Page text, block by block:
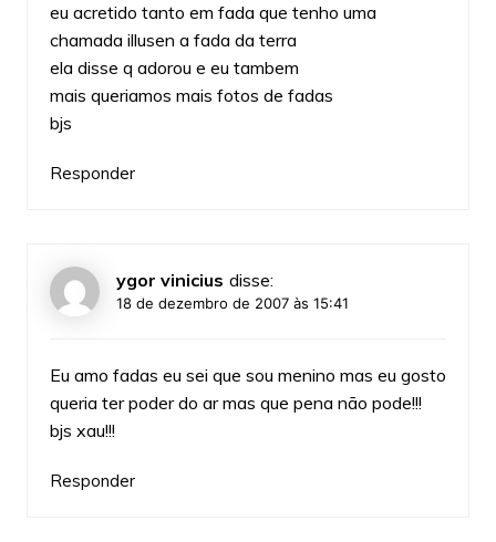
eu acretido tanto em fada que tenho uma
chamada illusen a fada da terra
ela disse q adorou e eu tambem
mais queriamos mais fotos de fadas
bjs
Responder
ygor vinicius disse:
18 de dezembro de 2007 às 15:41
Eu amo fadas eu sei que sou menino mas eu gosto
queria ter poder do ar mas que pena não pode!!!
bjs xau!!!
Responder